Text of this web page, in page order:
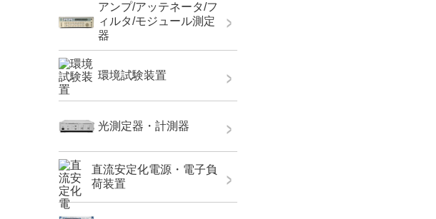
アンプ/アッテネータ/フ
ィルタ/モジュール測定
器
環境試験装置
光測定器・計測器
直流安定化電源・電子負
荷装置